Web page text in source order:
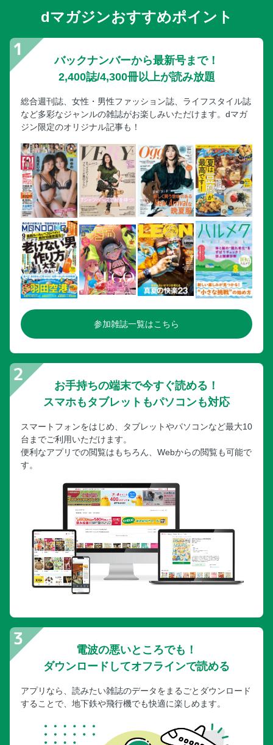
dマガジンおすすめポイント
バックナンバーから最新号まで！
2,400誌/4,300冊以上が読み放題
総合週刊誌、女性・男性ファッション誌、ライフスタイル誌
など多彩なジャンルの雑誌がお楽しみいただけます。dマガ
ジン限定のオリジナル記事も！
参加雑誌一覧はこちら
お手持ちの端末で今すぐ読める！
スマホもタブレットもパソコンも対応
スマートフォンをはじめ、タブレットやパソコンなど最大10
台までご利用いただけます。
便利なアプリでの閲覧はもちろん、Webからの閲覧も可能で
す。
電波の悪いところでも！
ダウンロードしてオフラインで読める
アプリなら、読みたい雑誌のデータをまるごとダウンロード
することで、地下鉄や飛行機でも快適に楽しめます。